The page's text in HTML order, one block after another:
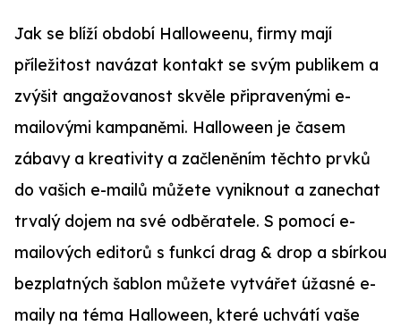
Jak se blíží období Halloweenu, firmy mají
příležitost navázat kontakt se svým publikem a
zvýšit angažovanost skvěle připravenými e-
mailovými kampaněmi. Halloween je časem
zábavy a kreativity a začleněním těchto prvků
do vašich e-mailů můžete vyniknout a zanechat
trvalý dojem na své odběratele. S pomocí e-
mailových editorů s funkcí drag & drop a sbírkou
bezplatných šablon můžete vytvářet úžasné e-
maily na téma Halloween, které uchvátí vaše